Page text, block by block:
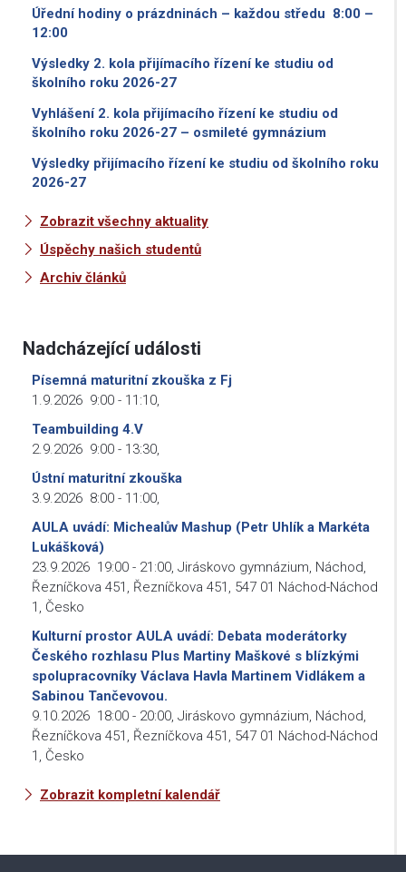
Úřední hodiny o prázdninách – každou středu 8:00 –
12:00
Výsledky 2. kola přijímacího řízení ke studiu od
školního roku 2026-27
Vyhlášení 2. kola přijímacího řízení ke studiu od
školního roku 2026-27 – osmileté gymnázium
Výsledky přijímacího řízení ke studiu od školního roku
2026-27
Zobrazit všechny aktuality
Úspěchy našich studentů
Archiv článků
Nadcházející události
Písemná maturitní zkouška z Fj
1.9.2026 9:00 - 11:10,
Teambuilding 4.V
2.9.2026 9:00 - 13:30,
Ústní maturitní zkouška
3.9.2026 8:00 - 11:00,
AULA uvádí: Michealův Mashup (Petr Uhlík a Markéta
Lukášková)
23.9.2026 19:00 - 21:00, Jiráskovo gymnázium, Náchod,
Řezníčkova 451, Řezníčkova 451, 547 01 Náchod-Náchod
1, Česko
Kulturní prostor AULA uvádí: Debata moderátorky
Českého rozhlasu Plus Martiny Maškové s blízkými
spolupracovníky Václava Havla Martinem Vidlákem a
Sabinou Tančevovou.
9.10.2026 18:00 - 20:00, Jiráskovo gymnázium, Náchod,
Řezníčkova 451, Řezníčkova 451, 547 01 Náchod-Náchod
1, Česko
Zobrazit kompletní kalendář